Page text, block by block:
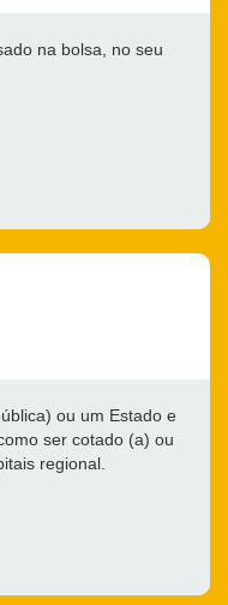
na bolsa, no seu
ou um Estado e
ser cotado (a) ou
regional.